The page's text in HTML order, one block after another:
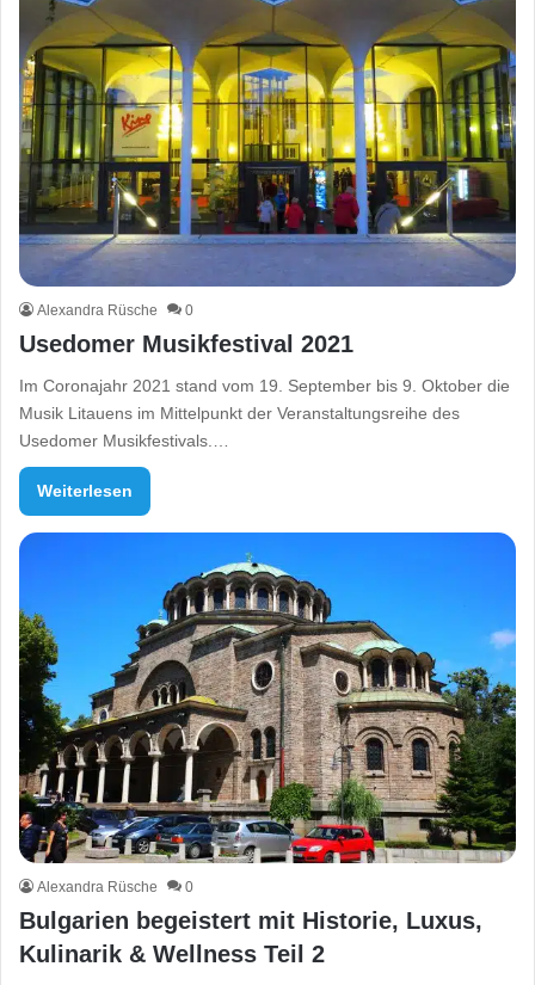
Alexandra Rüsche 0
Usedomer Musikfestival 2021
Im Coronajahr 2021 stand vom 19. September bis 9. Oktober die
Musik Litauens im Mittelpunkt der Veranstaltungsreihe des
Usedomer Musikfestivals.…
Weiterlesen
Alexandra Rüsche 0
Bulgarien begeistert mit Historie, Luxus,
Kulinarik & Wellness Teil 2